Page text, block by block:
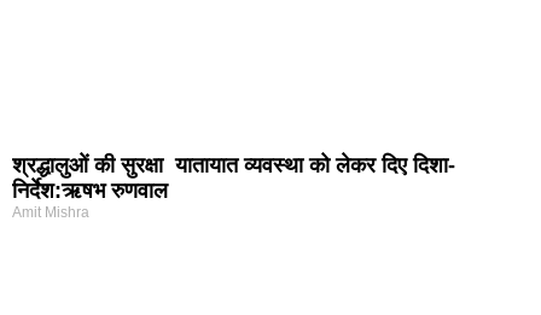
श्रद्धालुओं की सुरक्षा यातायात व्यवस्था को लेकर दिए दिशा-
निर्देश:ऋषभ रुणवाल
Amit Mishra